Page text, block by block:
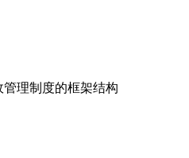
理制度的框架结构